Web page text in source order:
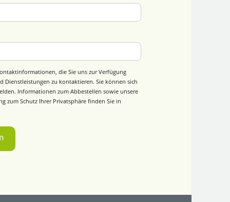
die Sie uns zur Verfügung
Dienstleistungen zu kontaktieren. Sie können sich
Informationen zum Abbestellen sowie unsere
zum Schutz Ihrer Privatsphäre finden Sie in